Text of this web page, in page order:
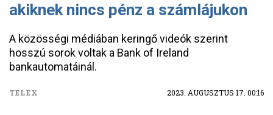
akiknek nincs pénz a számlájukon
A közösségi médiában keringő videók szerint
hosszú sorok voltak a Bank of Ireland
bankautomatáinál.
TELEX 2023. AUGUSZTUS 17. 00:16